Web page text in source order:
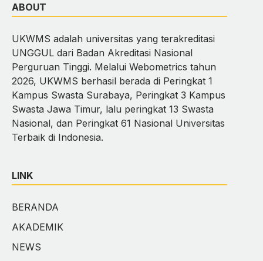
ABOUT
UKWMS adalah universitas yang terakreditasi
UNGGUL dari Badan Akreditasi Nasional
Perguruan Tinggi. Melalui Webometrics tahun
2026, UKWMS berhasil berada di Peringkat 1
Kampus Swasta Surabaya, Peringkat 3 Kampus
Swasta Jawa Timur, lalu peringkat 13 Swasta
Nasional, dan Peringkat 61 Nasional Universitas
Terbaik di Indonesia.
LINK
BERANDA
AKADEMIK
NEWS